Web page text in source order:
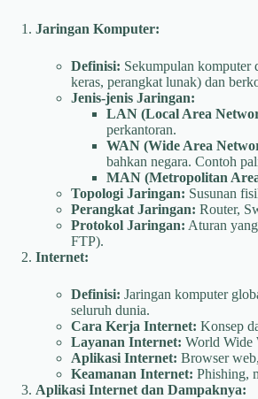
Jaringan Komputer:
Definisi: Sekumpulan komputer
keras, perangkat lunak) dan
Jenis-jenis Jaringan:
LAN (Local Area
perkantoran.
WAN (Wide Area
bahkan negara. Contoh
MAN (Metropolitan
Topologi Jaringan: Susunan
Perangkat Jaringan: Router,
Protokol Jaringan: Aturan
FTP).
Internet:
Definisi: Jaringan komputer
seluruh dunia.
Cara Kerja Internet: Konsep
Layanan Internet: World Wide
Aplikasi Internet: Browser
Keamanan Internet: Phishing,
Aplikasi Internet dan Dampaknya: